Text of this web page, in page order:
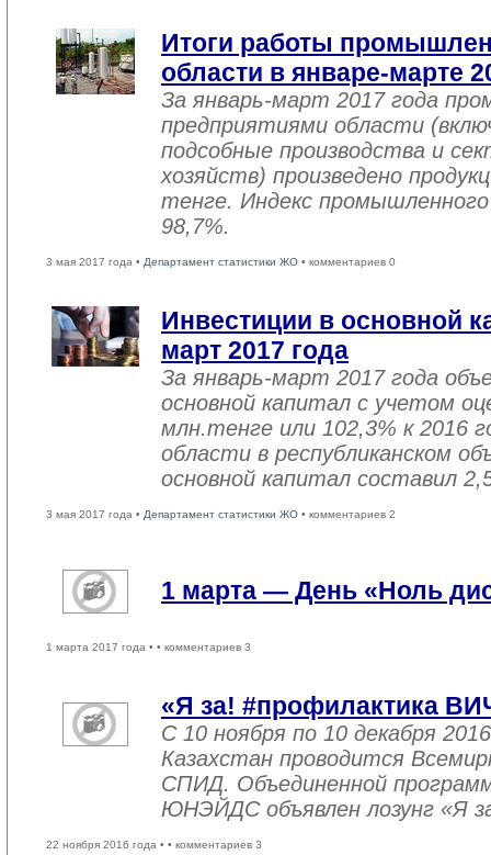
Итоги работы
области в январе-марте
За январь-март 2017 года
предприятиями области
подсобные производства и
хозяйств) произведено
тенге. Индекс
98,7%.
3 мая 2017 года • Департамент статистики ЖО • комментариев 0
Инвестиции в основной
март 2017 года
За январь-март 2017 года
основной капитал с учетом
млн.тенге или 102,3% к 2016
области в республиканском
основной капитал составил
3 мая 2017 года • Департамент статистики ЖО • комментариев 2
1 марта — День «Ноль
1 марта 2017 года • • комментариев 3
«Я за! #профилактика
С 10 ноября по 10 декабря
Казахстан проводится
СПИД. Объединенной
ЮНЭЙДС объявлен лозунг «Я
22 ноября 2016 года • • комментариев 3